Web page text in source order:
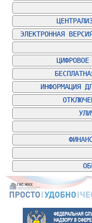
ЭЛЕКТРОННАЯ
ИНФОРМАЦИЯ